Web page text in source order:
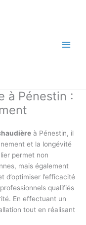
à Pénestin :
à Pénestin, il
et la longévité
permet non
mais également
d’optimiser l’efficacité
qualifiés
En effectuant un
tout en réalisant